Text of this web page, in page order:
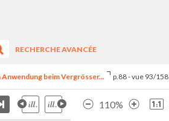
RECHERCHE AVANCÉE
Anwendung beim Vergrösser... p.88 - vue 93/158
110%